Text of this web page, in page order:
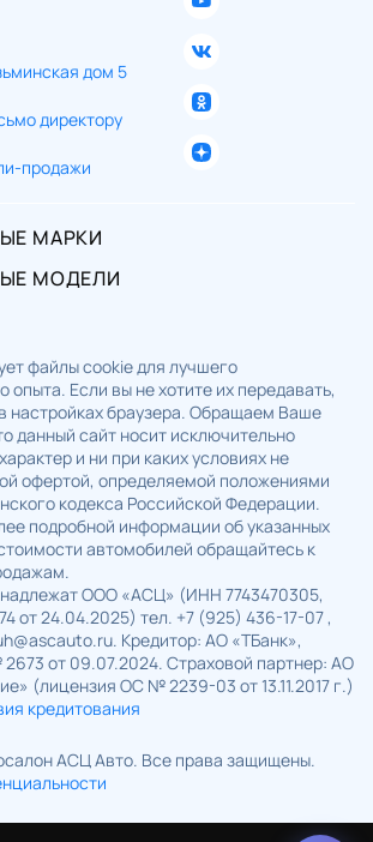
дом 5
директору
продажи
МАРКИ
МОДЕЛИ
файлы cookie для лучшего
опыта. Если вы не хотите их передавать,
настройках браузера. Обращаем Ваше
данный сайт носит исключительно
и ни при каких условиях не
офертой, определяемой положениями
кодекса Российской Федерации.
подробной информации об указанных
автомобилей обращайтесь к
ООО «АСЦ» (ИНН 7743470305,
от 24.04.2025) тел. +7 (925) 436-17-07 ,
Кредитор: АО «ТБанк»,
от 09.07.2024. Страховой партнер: АО
(лицензия ОС № 2239-03 от 13.11.2017 г.)
кредитования
АСЦ Авто. Все права защищены.